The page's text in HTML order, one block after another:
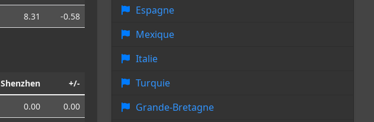
8.31 -0.58
Shenzhen +/-
0.00
0.00
Espagne
Mexique
Italie
Turquie
Grande-Bretagne